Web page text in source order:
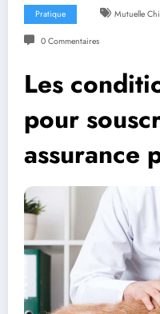
Pratique Mutuelle
0 Commentaires
Les
pour
assurance